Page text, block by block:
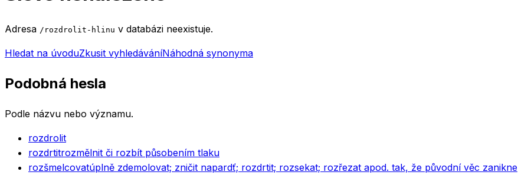
Adresa /rozdrolit-hlinu v databázi neexistuje.
Hledat na úvoduZkusit vyhledáváníNáhodná synonyma
Podobná hesla
Podle názvu nebo významu.
rozdrolit
rozdrtitrozmělnit či rozbít působením tlaku
rozšmelcovatúplně zdemolovat; zničit napardť; rozdrtit; rozsekat; rozřezat apod. tak, že původní věc zanikne